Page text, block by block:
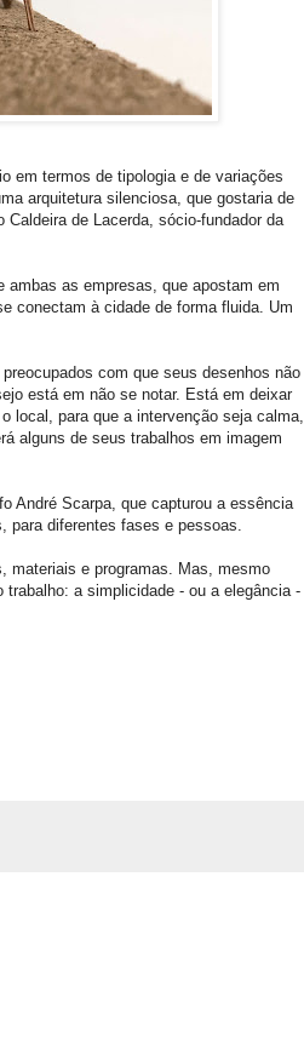
em termos de tipologia e de variações
arquitetura silenciosa, que gostaria de
de Lacerda, sócio-fundador da
ambas as empresas, que apostam em
conectam à cidade de forma fluida. Um
com que seus desenhos não
está em não se notar. Está em deixar
local, para que a intervenção seja calma,
alguns de seus trabalhos em imagem
André Scarpa, que capturou a essência
para diferentes fases e pessoas.
materiais e programas. Mas, mesmo
a simplicidade - ou a elegância -